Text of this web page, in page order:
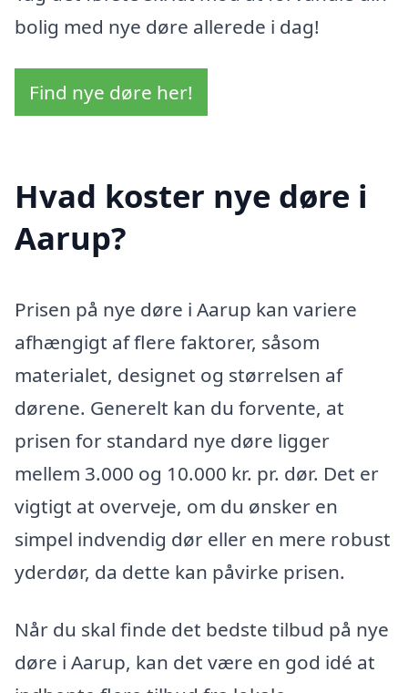
bolig med nye døre allerede i dag!
Find nye døre her!
Hvad koster nye døre i
Aarup?
Prisen på nye døre i Aarup kan variere
afhængigt af flere faktorer, såsom
materialet, designet og størrelsen af
dørene. Generelt kan du forvente, at
prisen for standard nye døre ligger
mellem 3.000 og 10.000 kr. pr. dør. Det er
vigtigt at overveje, om du ønsker en
simpel indvendig dør eller en mere robust
yderdør, da dette kan påvirke prisen.
Når du skal finde det bedste tilbud på nye
døre i Aarup, kan det være en god idé at